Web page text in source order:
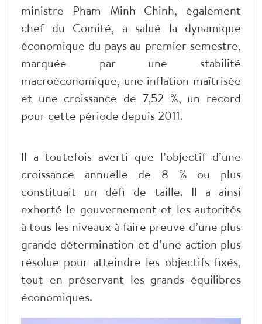
ministre Pham Minh Chinh, également
chef du Comité, a salué la dynamique
économique du pays au premier semestre,
marquée par une stabilité
macroéconomique, une inflation maîtrisée
et une croissance de 7,52 %, un record
pour cette période depuis 2011.
Il a toutefois averti que l’objectif d’une
croissance annuelle de 8 % ou plus
constituait un défi de taille. Il a ainsi
exhorté le gouvernement et les autorités
à tous les niveaux à faire preuve d’une plus
grande détermination et d’une action plus
résolue pour atteindre les objectifs fixés,
tout en préservant les grands équilibres
économiques.